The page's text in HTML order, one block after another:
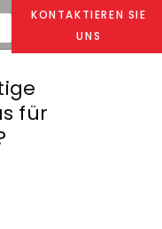
KONTAKTIEREN SIE
UNS
Fensterglas für
für